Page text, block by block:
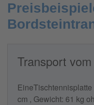
Transport
cm , Gewicht: 61 kg